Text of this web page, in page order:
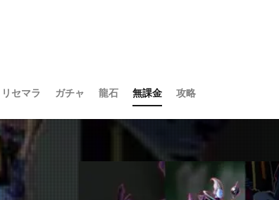
リセマラ ガチャ 龍石 無課金 攻略